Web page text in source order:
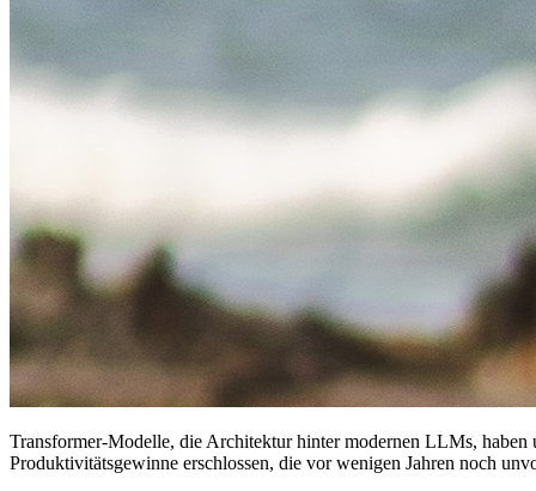
Transformer-Modelle, die Architektur hinter modernen LLMs, haben
Produktivitätsgewinne erschlossen, die vor wenigen Jahren noch